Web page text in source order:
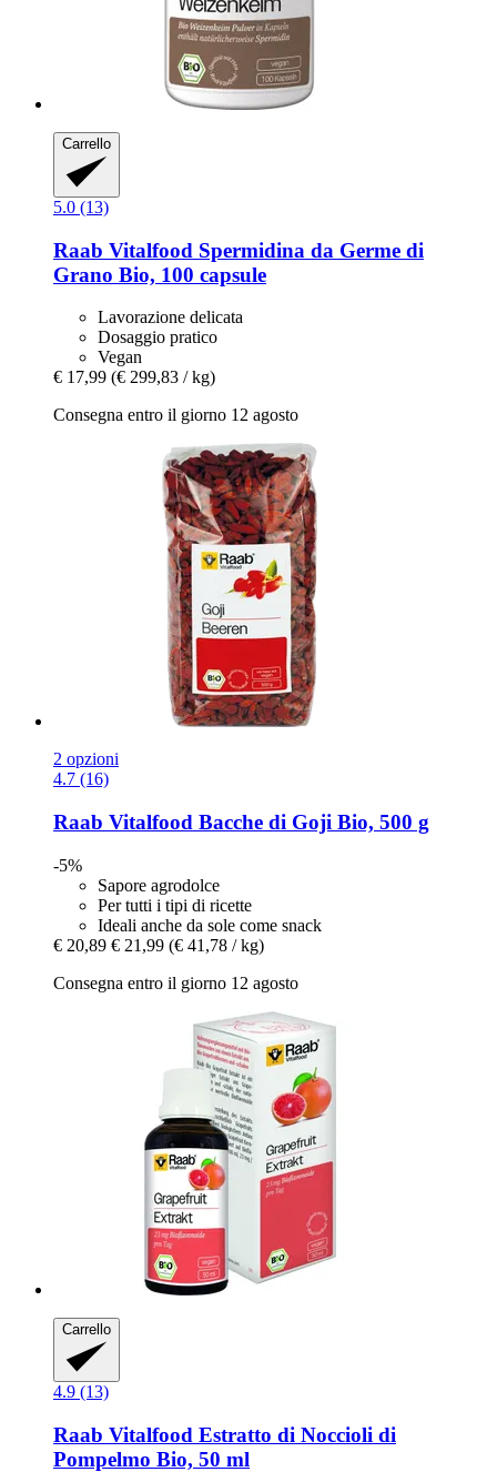
Carrello
5.0 (13)
Raab Vitalfood Spermidina da Germe di
Grano Bio, 100 capsule
Lavorazione delicata
Dosaggio pratico
Vegan
€ 17,99 (€ 299,83 / kg)
Consegna entro il giorno 12 agosto
2 opzioni
4.7 (16)
Raab Vitalfood Bacche di Goji Bio, 500 g
-5%
Sapore agrodolce
Per tutti i tipi di ricette
Ideali anche da sole come snack
€ 20,89 € 21,99 (€ 41,78 / kg)
Consegna entro il giorno 12 agosto
Carrello
4.9 (13)
Raab Vitalfood Estratto di Noccioli di
Pompelmo Bio, 50 ml